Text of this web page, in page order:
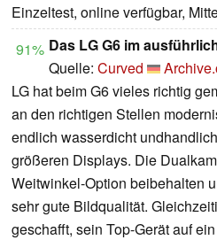
Einzeltest, online verfügbar,
91% Das LG G6 im
Quelle: Curved
LG hat beim G6 vieles richtig
an den richtigen Stellen
endlich wasserdicht
größeren Displays. Die
Weitwinkel-Option beibehalten
sehr gute Bildqualität.
geschafft, sein Top-Gerät auf